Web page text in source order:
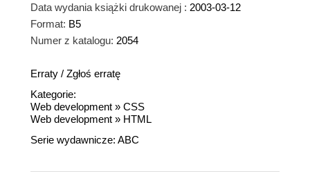
Data wydania książki drukowanej : 2003-03-12
Format: B5
Numer z katalogu: 2054
Erraty / Zgłoś erratę
Kategorie:
Web development » CSS
Web development » HTML
Serie wydawnicze: ABC